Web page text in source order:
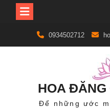
content
0934502712
HOA
Để những ước